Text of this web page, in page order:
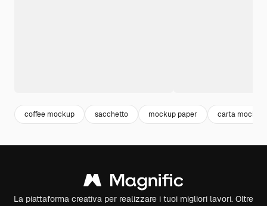
coffee mockup sacchetto mockup paper carta mockup
La piattaforma creativa per realizzare i tuoi migliori lavori. Oltre